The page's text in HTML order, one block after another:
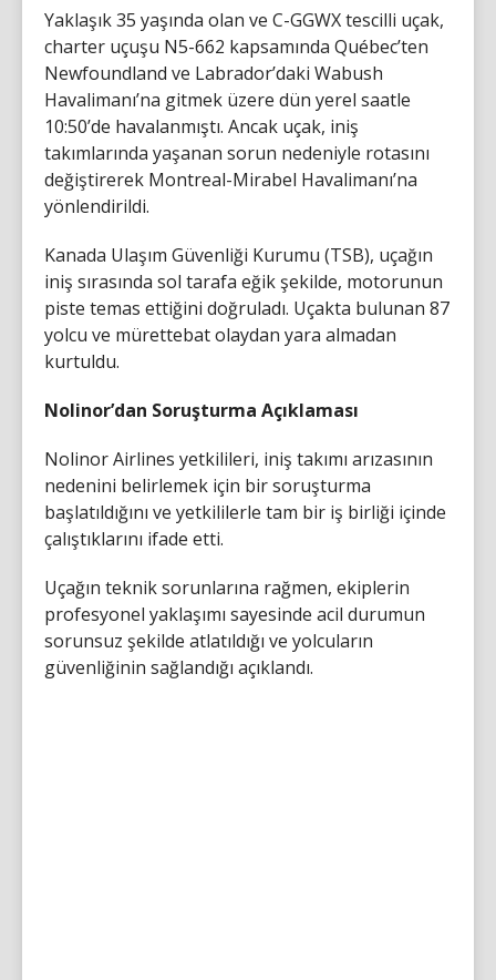
Yaklaşık 35 yaşında olan ve C-GGWX tescilli uçak,
charter uçuşu N5-662 kapsamında Québec’ten
Newfoundland ve Labrador’daki Wabush
Havalimanı’na gitmek üzere dün yerel saatle
10:50’de havalanmıştı. Ancak uçak, iniş
takımlarında yaşanan sorun nedeniyle rotasını
değiştirerek Montreal-Mirabel Havalimanı’na
yönlendirildi.
Kanada Ulaşım Güvenliği Kurumu (TSB), uçağın
iniş sırasında sol tarafa eğik şekilde, motorunun
piste temas ettiğini doğruladı. Uçakta bulunan 87
yolcu ve mürettebat olaydan yara almadan
kurtuldu.
Nolinor’dan Soruşturma Açıklaması
Nolinor Airlines yetkilileri, iniş takımı arızasının
nedenini belirlemek için bir soruşturma
başlatıldığını ve yetkililerle tam bir iş birliği içinde
çalıştıklarını ifade etti.
Uçağın teknik sorunlarına rağmen, ekiplerin
profesyonel yaklaşımı sayesinde acil durumun
sorunsuz şekilde atlatıldığı ve yolcuların
güvenliğinin sağlandığı açıklandı.